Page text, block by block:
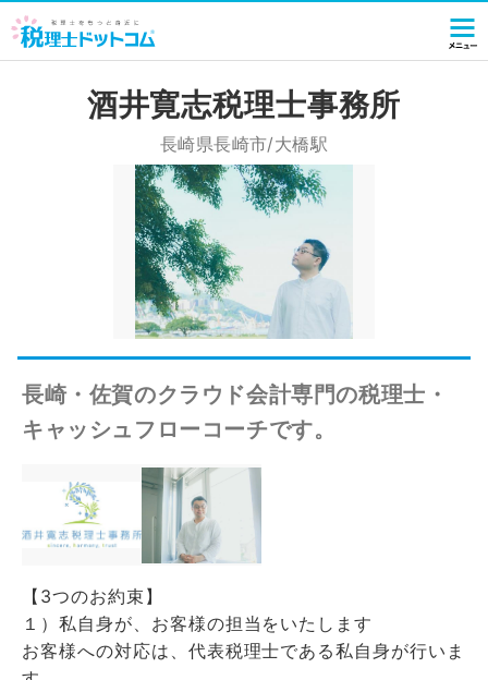
酒井寛志税理士事務所
長崎県長崎市/大橋駅
長崎・佐賀のクラウド会計専門の税理士・
キャッシュフローコーチです。
【3つのお約束】
１）私自身が、お客様の担当をいたします
お客様への対応は、代表税理士である私自身が行いま